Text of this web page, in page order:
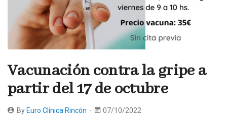
Vacunación contra la gripe a
partir del 17 de octubre
By Euro Clínica Rincón 07/10/2022